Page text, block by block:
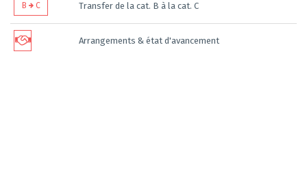
B C Transfer de la cat. B à la cat. C
Arrangements & état d'avancement